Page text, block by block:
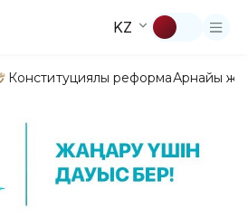
KZ
Конституциялық реформаАрнайы